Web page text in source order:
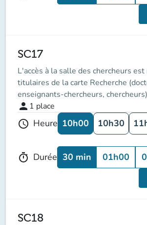
SC17
L'accès à la salle des chercheurs
titulaires de la carte Recherche
enseignants-chercheurs, chercheurs)
person 1 place
schedule Heure 10h00 10h30
timer Durée 30 min 01h00
SC18